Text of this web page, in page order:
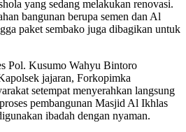
yang sedang melakukan renovasi.
bangunan berupa semen dan Al
paket sembako juga dibagikan untuk
Pol. Kusumo Wahyu Bintoro
jajaran, Forkopimka
setempat menyerahkan langsung
pembangunan Masjid Al Ikhlas
ibadah dengan nyaman.